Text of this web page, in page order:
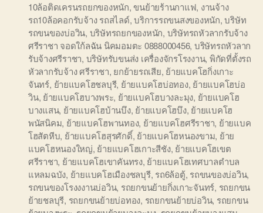
10ล้อติดเครนรถยกของหนัก,ขนย้ายร้านกาแฟ, งานจ้าง
รถ10ล้อคอกรับจ้าง รถสไลด์,บริการรถขนสงของหนัก,บริษัท
รถขนของบ่อวิน, บริษัทรถยกของหนัก, บริษัทรถหัวลากรับจ้าง
ศรีราชา จอดใก้ลฉัน นิคมอมตะ 0888000456, บริษัทรถหัวลาก
รับจ้างศรีราชา, บริษัทรับขนส่ง เครื่องจักรโรงงาน, พิกัดที่ตั้งรถ
หัวลากรับจ้าง ศรีราชา, ยกย้ายรถเสีย, ย้ายแบคโฮกิ่งเกาะ
จันทร์, ย้ายแบคโฮชลบุรี, ย้ายแบคโฮบ่อทอง, ย้ายแบคโฮบ่อ
วิน, ย้ายแบคโฮบางพระ, ย้ายแบคโฮบางละมุง, ย้ายแบคโฮ
บางแสน, ย้ายแบคโฮบ้านบึง, ย้ายแบคโฮบึง, ย้ายแบคโฮ
พนัสนิคม, ย้ายแบคโฮพานทอง, ย้ายแบคโฮศรีราชา, ย้ายแบค
โฮสัตหีบ, ย้ายแบคโฮสุรศักดิ์, ย้ายแบคโฮหนองขาม, ย้าย
แบคโฮหนองใหญ่, ย้ายแบคโฮเกาะสีชัง, ย้ายแบคโฮเขต
ศรีราชา, ย้ายแบคโฮเขาคันทรง, ย้ายแบคโฮเทศบาลตำบล
แหลมฉบัง, ย้ายแบคโฮเมืองชลบุรี, รถ6ล้อตู้, รถขนของบ่อวิน,
รถขนของโรงงงานบ่อวิน, รถยกขนย้ายกิ่งเกาะจันทร์, รถยกขน
ย้ายชลบุรี, รถยกขนย้ายบ่อทอง, รถยกขนย้ายบ่อวิน, รถยกขน